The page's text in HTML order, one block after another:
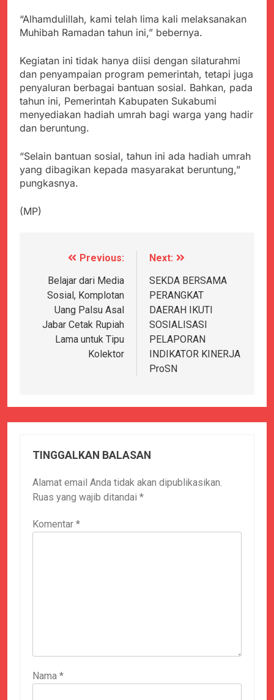
“Alhamdulillah, kami telah lima kali melaksanakan
Muhibah Ramadan tahun ini,” bebernya.
Kegiatan ini tidak hanya diisi dengan silaturahmi
dan penyampaian program pemerintah, tetapi juga
penyaluran berbagai bantuan sosial. Bahkan, pada
tahun ini, Pemerintah Kabupaten Sukabumi
menyediakan hadiah umrah bagi warga yang hadir
dan beruntung.
“Selain bantuan sosial, tahun ini ada hadiah umrah
yang dibagikan kepada masyarakat beruntung,”
pungkasnya.
(MP)
Navigasi
pos
Previous:
Belajar dari Media
Sosial, Komplotan
Uang Palsu Asal
Jabar Cetak Rupiah
Lama untuk Tipu
Kolektor
Next:
SEKDA BERSAMA
PERANGKAT
DAERAH IKUTI
SOSIALISASI
PELAPORAN
INDIKATOR KINERJA
ProSN
TINGGALKAN BALASAN
Alamat email Anda tidak akan dipublikasikan.
Ruas yang wajib ditandai *
Komentar *
Nama *